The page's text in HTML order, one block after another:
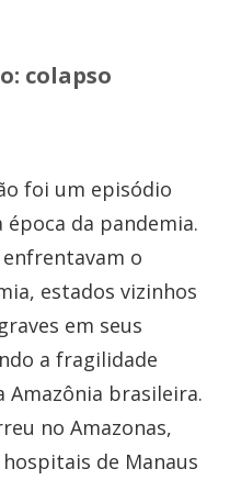
colapso
foi um episódio
da pandemia.
o
estados vizinhos
em seus
a fragilidade
brasileira.
no Amazonas,
de Manaus